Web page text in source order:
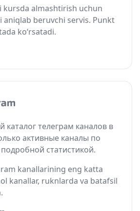
kursda almashtirish uchun
beruvchi servis. Punkt
ko‘rsatadi.
телеграм каналов в
активные каналы по
статистикой.
kanallarining eng katta
kanallar, ruknlarda va batafsil